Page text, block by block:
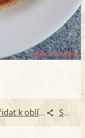
Přidat k oblíbeným Sdílet